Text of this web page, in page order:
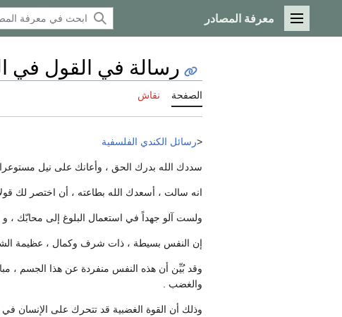
القائمة الرئيسية
معرفة المصادر
رسالة في القول في
الصفحة نقاش
<رسائل الكندي الفلسفية
سددك الله بدرك الحق ، وأعانك على نيل
انه سالت ، أسعدك الله بطاعته ، أن اختصر لك
ولست آلو جهداً في استعمال البلوغ إلى محابّك ،
إن النفس بسيطة ، ذات شرف وكمال ، عظيمة
وقد بُيِّن أن هذه النفس منفردة عن هذا الجسم ،
والغضب .
وذلك أن القوة الغضبية قد تتحرك على الإنسان